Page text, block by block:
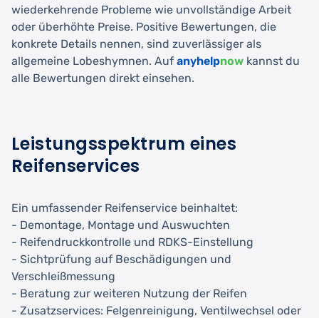
wiederkehrende Probleme wie unvollständige Arbeit
oder überhöhte Preise. Positive Bewertungen, die
konkrete Details nennen, sind zuverlässiger als
allgemeine Lobeshymnen. Auf anyhelpnow kannst du
alle Bewertungen direkt einsehen.
Leistungsspektrum eines
Reifenservices
Ein umfassender Reifenservice beinhaltet:
- Demontage, Montage und Auswuchten
- Reifendruckkontrolle und RDKS-Einstellung
- Sichtprüfung auf Beschädigungen und
Verschleißmessung
- Beratung zur weiteren Nutzung der Reifen
- Zusatzservices: Felgenreinigung, Ventilwechsel oder